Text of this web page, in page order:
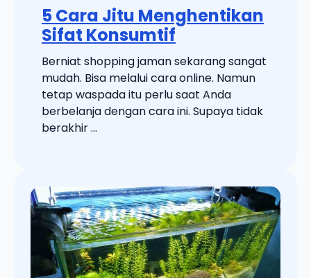
5 Cara Jitu Menghentikan
Sifat Konsumtif
Berniat shopping jaman sekarang sangat
mudah. Bisa melalui cara online. Namun
tetap waspada itu perlu saat Anda
berbelanja dengan cara ini. Supaya tidak
berakhir ...